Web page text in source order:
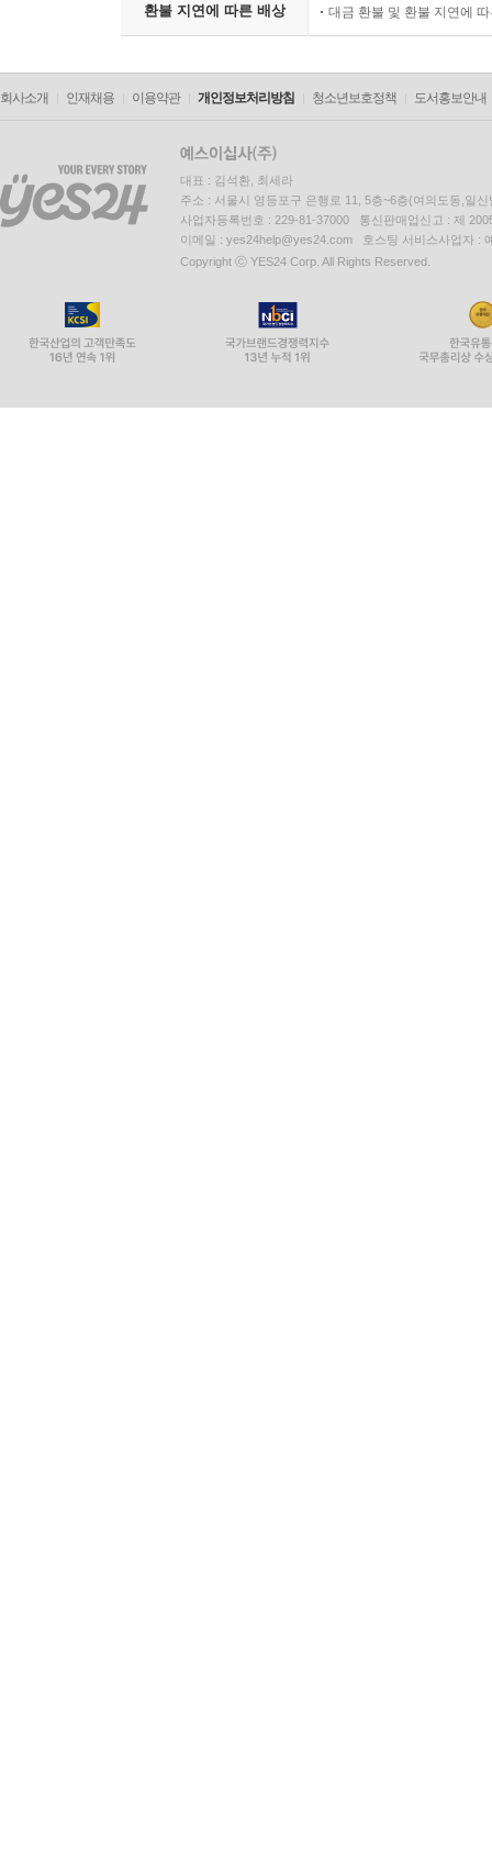
환불 지연에 따른 배상 대금 환불 및 환불 지연에
회사소개 인재채용 이용약관 개인정보처리방침 청소년보호정책 도서홍보안내
대표 : 김석환, 최세라
주소 : 서울시 영등포구 은행로 11, 5층~6층(여의도동,일신
사업자등록번호 : 229-81-37000 통신판매업신고 : 제
이메일 : yes24help@yes24.com 호스팅 서비스사업자 :
Copyright ⓒ YES24 Corp. All Rights Reserved.